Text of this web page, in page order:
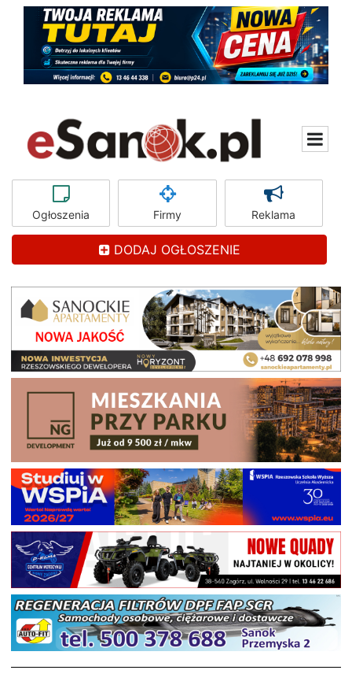
Ogłoszenia Firmy Reklama
DODAJ OGŁOSZENIE